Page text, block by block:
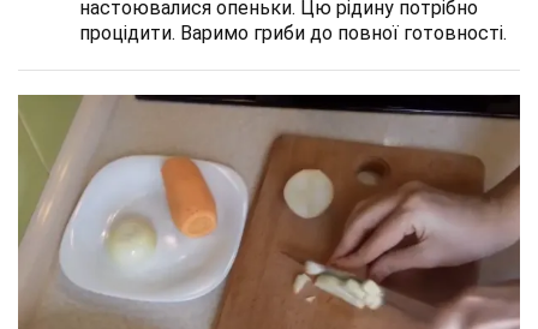
настоювалися опеньки. Цю рідину потрібно
процідити. Варимо гриби до повної готовності.